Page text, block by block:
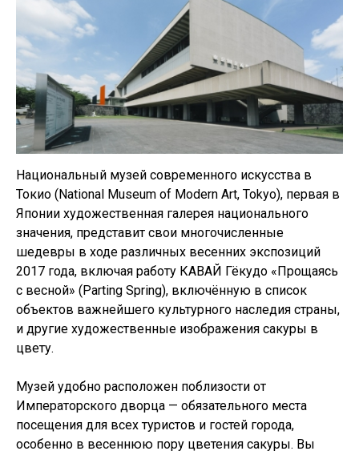
Национальный музей современного искусства в
Токио (National Museum of Modern Art, Tokyo), первая в
Японии художественная галерея национального
значения, представит свои многочисленные
шедевры в ходе различных весенних экспозиций
2017 года, включая работу КАВАЙ Гёкудо «Прощаясь
с весной» (Parting Spring), включённую в список
объектов важнейшего культурного наследия страны,
и другие художественные изображения сакуры в
цвету.
Музей удобно расположен поблизости от
Императорского дворца — обязательного места
посещения для всех туристов и гостей города,
особенно в весеннюю пору цветения сакуры. Вы